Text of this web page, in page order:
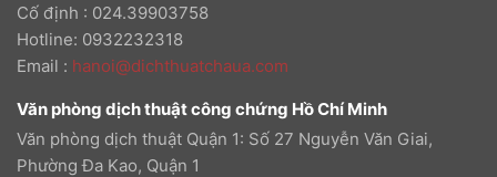
Cố định : 024.39903758
Hotline: 0932232318
Email : hanoi@dichthuatchaua.com
Văn phòng dịch thuật công chứng Hồ Chí Minh
Văn phòng dịch thuật Quận 1: Số 27 Nguyễn Văn Giai,
Phường Đa Kao, Quận 1